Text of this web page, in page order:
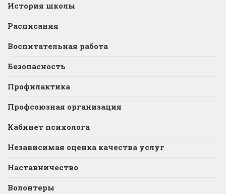
История школы
Расписания
Воспитательная работа
Безопасность
Профилактика
Профсоюзная организация
Кабинет психолога
Независимая оценка качества услуг
Наставничество
Волонтеры